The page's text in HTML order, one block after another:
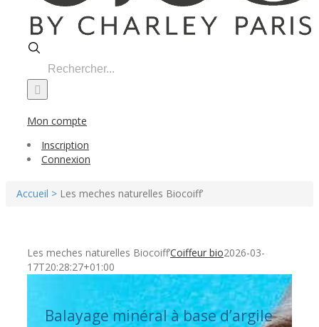
Search
for:
Mon compte
Inscription
Connexion
Accueil > Les meches naturelles Biocoiff’
Les meches naturelles Biocoiff’Coiffeur bio2026-03-
17T20:28:27+01:00
Balayage minéral à base d’argile